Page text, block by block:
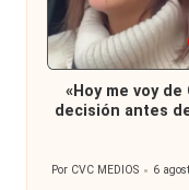
Publicada
en
«Hoy me voy
decisión antes
Publicado
Por CVC MEDIOS 6